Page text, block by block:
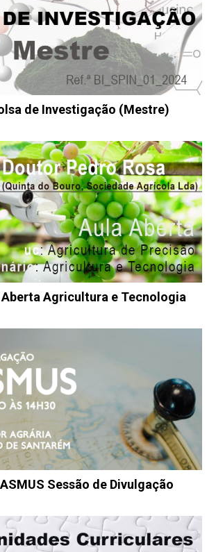
de Investigação (Mestre)
Aberta Agricultura e Tecnologia
Sessão de Divulgação